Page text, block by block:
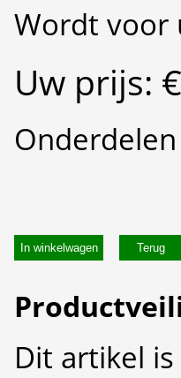
Wordt voor
Uw prijs:
Onderdelen
In winkelwagen
Dit artikel